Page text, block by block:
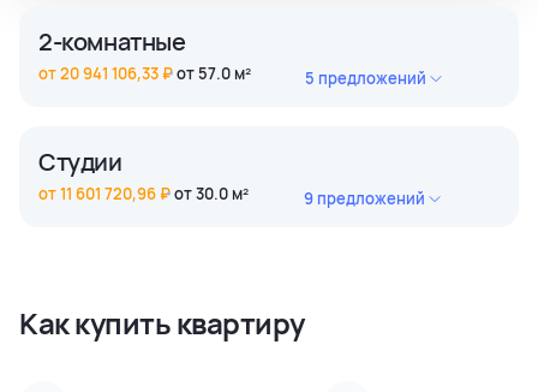
2-комнатные
от 57.0 м²
от 20 941 106,33 ₽ 5 предложений
2 bedroom
23 847 144,07 ₽
2 bedroom
57.0 м²
Студии
от 30.0 м²
от 11 601 720,96 ₽ 9 предложений
33.0 м²
Как купить квартиру